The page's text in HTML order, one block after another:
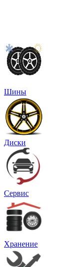
Шины
Диски
Сервис
Хранение